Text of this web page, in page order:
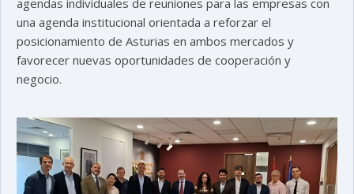
agendas individuales de reuniones para las empresas con
una agenda institucional orientada a reforzar el
posicionamiento de Asturias en ambos mercados y
favorecer nuevas oportunidades de cooperación y
negocio.